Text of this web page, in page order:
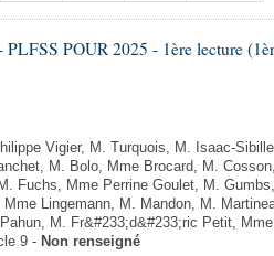
lois
POUR 2025 - 1ère lecture
Vigier, M. Turquois, M. Isaac-
M. Bolo, Mme Brocard, M.
Fuchs, Mme Perrine Goulet, M.
Mme Lingemann, M. Mandon, M.
M. Fr&#233;d&#233;ric Petit,
9 - Non renseigné